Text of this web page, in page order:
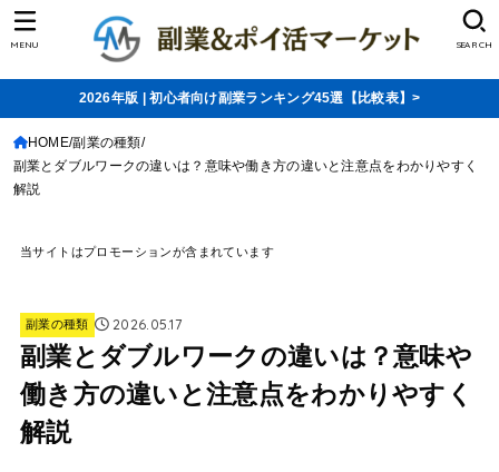
SEARCH
MENU
2026年版 | 初心者向け副業ランキング45選【比較表】>
HOME 副業の種類
副業とダブルワークの違いは？意味や働き方の違いと注意点をわかりやすく
解説
当サイトはプロモーションが含まれています
副業の種類 2026.05.17
副業とダブルワークの違いは？意味や
働き方の違いと注意点をわかりやすく
解説